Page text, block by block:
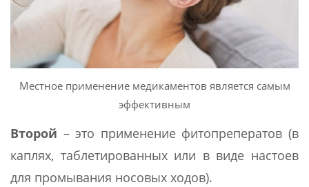
Местное применение медикаментов является самым
эффективным
Второй – это применение фитопреператов (в
каплях, таблетированных или в виде настоев
для промывания носовых ходов).